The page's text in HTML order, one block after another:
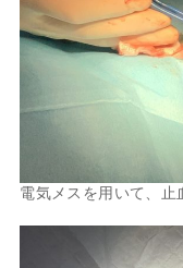
電気メスを用いて、止